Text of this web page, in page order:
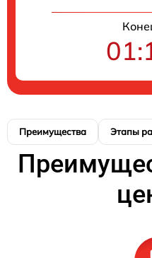
Преимущества Этапы